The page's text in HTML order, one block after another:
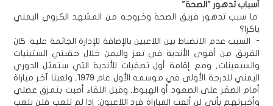
أسباب تدهور "الصحة"
ما سبب تدهور فريق الصحة وخروجه من المشهد الكروي اليمني
باكرا؟
- السبب عدم الانضباط بين اللاعبين بالإضافة للإدارة الجاثمة عليه. كان
الفريق من أقوى الأندية في تعز واليمن خلال حقبتي الستينيات
والسبعينات, ومع إقامة أول تصفيات للأندية التي ستمثل الدوري
اليمني للدرجة الأولى في موسمه الأول عام 1979, ولعبنا آخر مباراة
أمام الصقر على الصعود أو الهبوط, وقبل اللقاء أصبت بتمزق عضلي
وأخبرتهم بأني لن ألعب المباراة فرد اللاعبون: إذا لم تلعب فلن نلعب